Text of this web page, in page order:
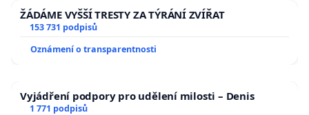
ŽÁDÁME VYŠŠÍ TRESTY ZA TÝRÁNÍ ZVÍŘAT
153 731 podpisů
Oznámení o transparentnosti
Vyjádření podpory pro udělení milosti – Denis
1 771 podpisů